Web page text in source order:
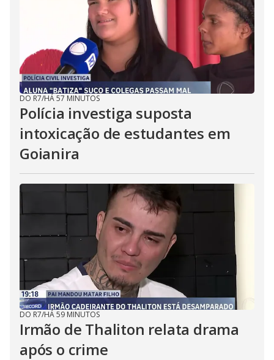
DO R7/HÁ 57 MINUTOS
Polícia investiga suposta
intoxicação de estudantes em
Goianira
DO R7/HÁ 59 MINUTOS
Irmão de Thaliton relata drama
após o crime